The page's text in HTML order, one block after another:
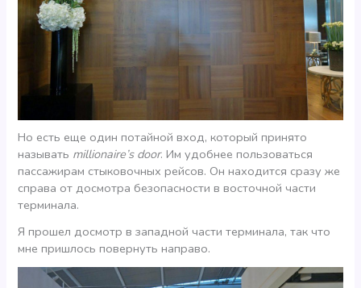
Но есть еще один потайной вход, который принято
называть millionaire’s door. Им удобнее пользоваться
пассажирам стыковочных рейсов. Он находится сразу же
справа от досмотра безопасности в восточной части
терминала.
Я прошел досмотр в западной части терминала, так что
мне пришлось повернуть направо.